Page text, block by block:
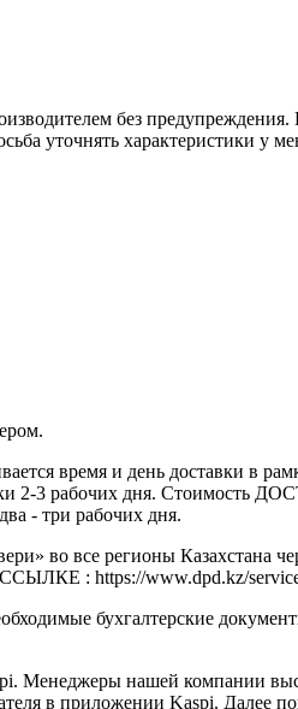
без предупреждения.
уточнять характеристики у
время и день доставки в
2-3 рабочих дня. Стоимость
- три рабочих дня.
во все регионы Казахстана
: https://www.dpd.kz/
бухгалтерские
Менеджеры нашей компании
в приложении Kaspi. Далее